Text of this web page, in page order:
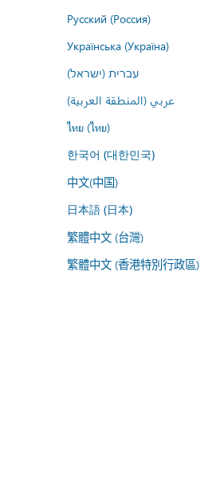
Русский (Россия)
Українська (Україна)
עברית (ישראל)
عربي (المنطقة العربية)
ไทย (ไทย)
한국어 (대한민국)
中文(中国)
日本語 (日本)
繁體中文 (台灣)
繁體中文 (香港特別行政區)